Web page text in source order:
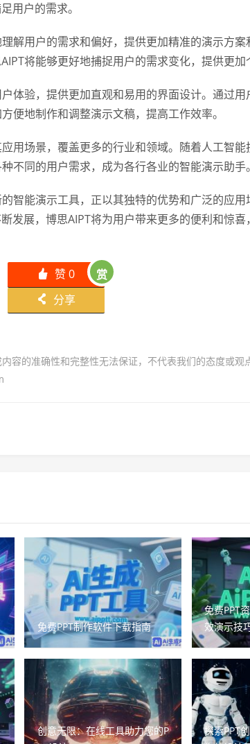
用户的需求。
解用户的需求和偏好，提供更加精准的演示方
将能够更好地捕捉用户的需求变化，提供更加
体验，提供更加直观和易用的界面设计。通过用
便地制作和调整演示文稿，提高工作效率。
用场景，覆盖更多的行业和领域。随着人工智
不同的用户需求，成为各行各业的智能演示助手。
智能演示工具，正以其独特的优势和广泛的应
发展，博思AIPT将为用户带来更多的便利和惊
󰄼 赞0 赏
󰄯 分享
容的准确性和完整性无法保证，不代表我们的态度或观
免费PPT制作软件下载指南
免费PPT
效演示技
创意无限：在线工具助力您的P
探索PPT